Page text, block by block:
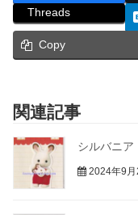
Threads
Copy
関連記事
シルバニ
2024年9